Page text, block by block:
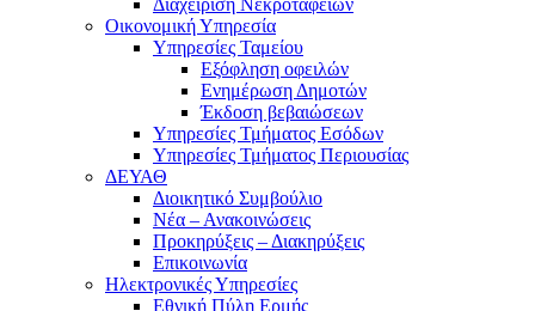
Οικονομική Υπηρεσία
Υπηρεσίες Ταμείου
Εξόφληση οφειλών
Ενημέρωση Δημοτών
Έκδοση βεβαιώσεων
Υπηρεσίες Τμήματος Εσόδων
Υπηρεσίες Τμήματος Περιουσίας
ΔΕΥΑΘ
Διοικητικό Συμβούλιο
Νέα – Ανακοινώσεις
Προκηρύξεις – Διακηρύξεις
Επικοινωνία
Ηλεκτρονικές Υπηρεσίες
Εθνική Πύλη Ερμής